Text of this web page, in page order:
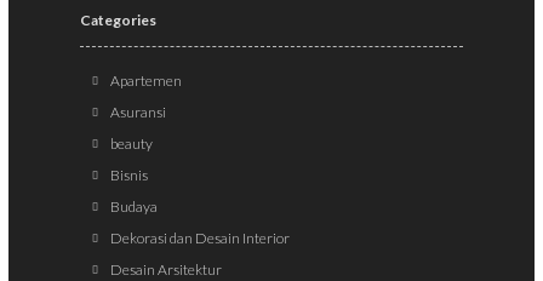
Categories
Apartemen
Asuransi
beauty
Bisnis
Budaya
Dekorasi dan Desain Interior
Desain Arsitektur